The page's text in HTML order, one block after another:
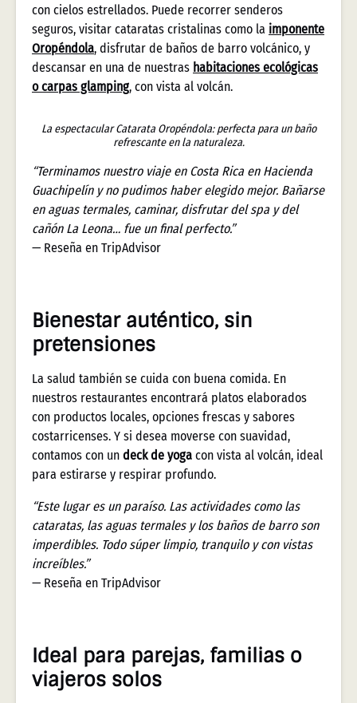
con cielos estrellados. Puede recorrer senderos
seguros, visitar cataratas cristalinas como la imponente
Oropéndola, disfrutar de baños de barro volcánico, y
descansar en una de nuestras habitaciones ecológicas
o carpas glamping, con vista al volcán.
La espectacular Catarata Oropéndola: perfecta para un baño
refrescante en la naturaleza.
“Terminamos nuestro viaje en Costa Rica en Hacienda
Guachipelín y no pudimos haber elegido mejor. Bañarse
en aguas termales, caminar, disfrutar del spa y del
cañón La Leona… fue un final perfecto.”
— Reseña en TripAdvisor
Bienestar auténtico, sin
pretensiones
La salud también se cuida con buena comida. En
nuestros restaurantes encontrará platos elaborados
con productos locales, opciones frescas y sabores
costarricenses. Y si desea moverse con suavidad,
contamos con un deck de yoga con vista al volcán, ideal
para estirarse y respirar profundo.
“Este lugar es un paraíso. Las actividades como las
cataratas, las aguas termales y los baños de barro son
imperdibles. Todo súper limpio, tranquilo y con vistas
increíbles.”
— Reseña en TripAdvisor
Ideal para parejas, familias o
viajeros solos